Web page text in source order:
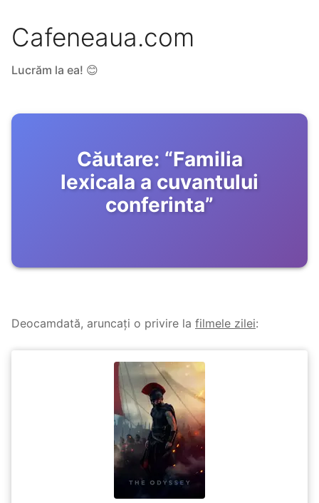
Cafeneaua.com
Lucrăm la ea! 😊
Căutare: “Familia
lexicala a cuvantului
conferinta”
Deocamdată, aruncați o privire la filmele zilei: